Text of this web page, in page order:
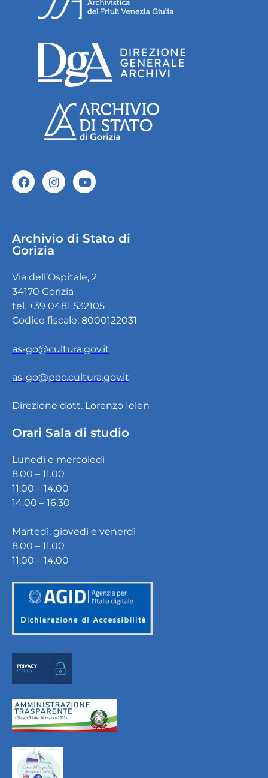
Archivio di Stato di
Gorizia
Via dell’Ospitale, 2
34170 Gorizia
tel. +39 0481 532105
Codice fiscale: 8000122031
as-go@cultura.gov.it
as-go@pec.cultura.gov.it
Direzione dott. Lorenzo Ielen
Orari Sala di studio
Lunedì e mercoledì
8.00 – 11.00
11.00 – 14.00
14.00 – 16.30
Martedì, giovedì e venerdì
8.00 – 11.00
11.00 – 14.00